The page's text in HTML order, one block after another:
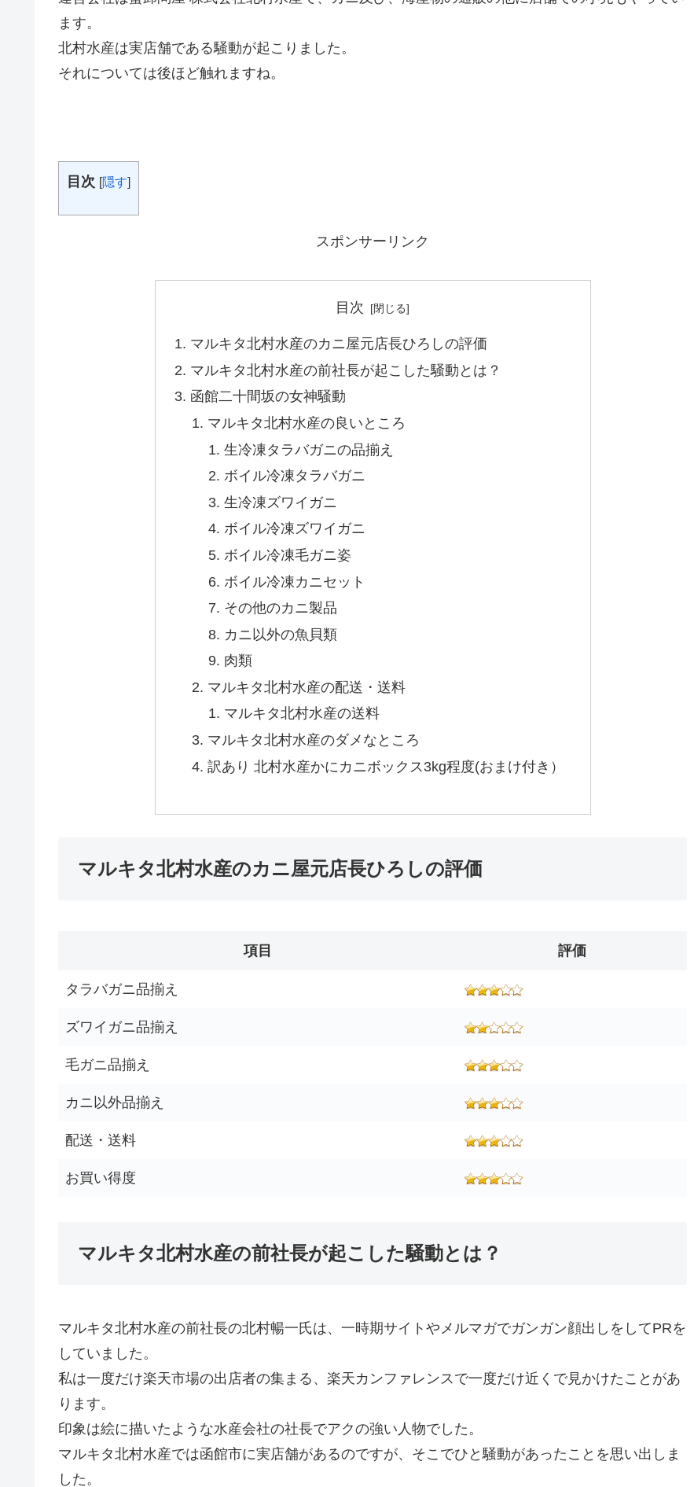
ます。
北村水産は実店舗である騒動が起こりました。
それについては後ほど触れますね。
目次 [隠す]
スポンサーリンク
目次
マルキタ北村水産のカニ屋元店長ひろしの評価
マルキタ北村水産の前社長が起こした騒動とは？
函館二十間坂の女神騒動
マルキタ北村水産の良いところ
生冷凍タラバガニの品揃え
ボイル冷凍タラバガニ
生冷凍ズワイガニ
ボイル冷凍ズワイガニ
ボイル冷凍毛ガニ姿
ボイル冷凍カニセット
その他のカニ製品
カニ以外の魚貝類
肉類
マルキタ北村水産の配送・送料
マルキタ北村水産の送料
マルキタ北村水産のダメなところ
訳あり 北村水産かにカニボックス3kg程度(おまけ付き）
マルキタ北村水産のカニ屋元店長ひろしの評価
項目 評価
タラバガニ品揃え
ズワイガニ品揃え
毛ガニ品揃え
カニ以外品揃え
配送・送料
お買い得度
マルキタ北村水産の前社長が起こした騒動とは？
マルキタ北村水産の前社長の北村暢一氏は、一時期サイトやメルマガでガンガン顔出しをしてPRを
していました。
私は一度だけ楽天市場の出店者の集まる、楽天カンファレンスで一度だけ近くで見かけたことがあ
ります。
印象は絵に描いたような水産会社の社長でアクの強い人物でした。
マルキタ北村水産では函館市に実店舗があるのですが、そこでひと騒動があったことを思い出しま
した。